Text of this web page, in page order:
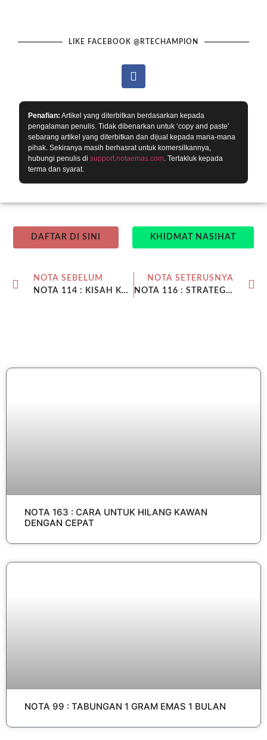
LIKE FACEBOOK @RTECHAMPION
Penafian: Artikel yang diterbitkan berdasarkan kepada
pengalaman penulis. Tidak dibenarkan untuk ‘copy and paste’
sebarang artikel yang diterbitkan dan dijual kepada mana-mana
pihak. Sekiranya masih berhasrat untuk komersilkannya,
hubungi penulis di support.notaemas.com . Tertakluk kepada
terma dan syarat.
DAFTAR DI SINI KHIDMAT NASIHAT
NOTA SEBELUM
NOTA 114 : KISAH KEJAYAAN – 6 BUAH RUMAH INAP HASIL SIMPANAN EMAS
NOTA SETERUSNYA
NOTA 116 : STRATEGI PELABURAN EMAS 2021
NOTA 163 : CARA UNTUK HILANG KAWAN
DENGAN CEPAT
NOTA 99 : TABUNGAN 1 GRAM EMAS 1 BULAN